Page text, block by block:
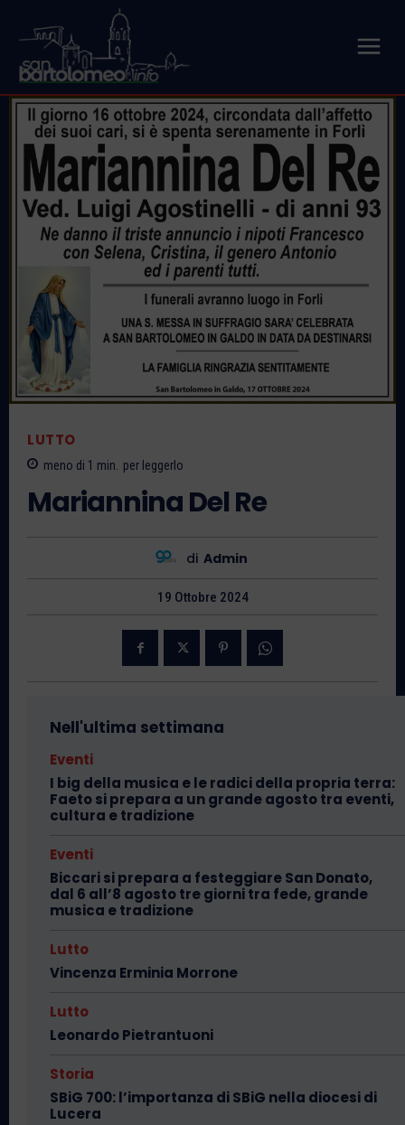
LUTTO
meno di 1 min. per leggerlo
Mariannina Del Re
di Admin
19 Ottobre 2024
Nell'ultima settimana
Eventi
I big della musica e le radici della propria terra:
Faeto si prepara a un grande agosto tra eventi,
cultura e tradizione
Eventi
Biccari si prepara a festeggiare San Donato,
dal 6 all’8 agosto tre giorni tra fede, grande
musica e tradizione
Lutto
Vincenza Erminia Morrone
Lutto
Leonardo Pietrantuoni
Storia
SBiG 700: l’importanza di SBiG nella diocesi di
Lucera